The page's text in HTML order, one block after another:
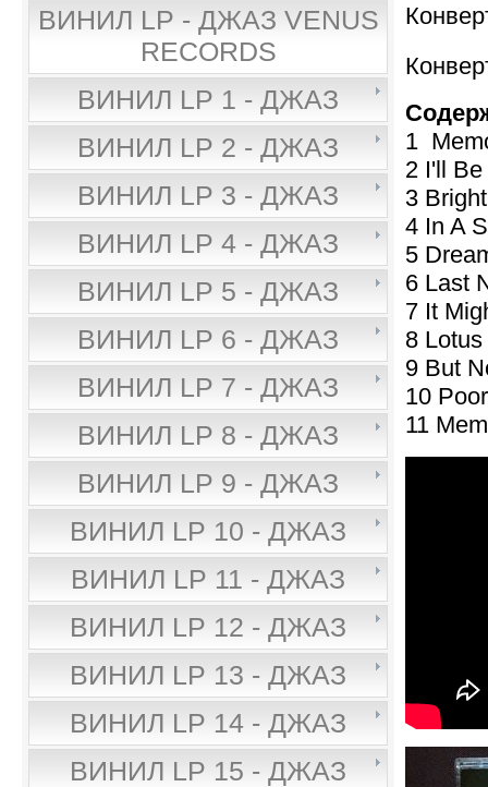
ВИНИЛ LP - ДЖАЗ VENUS
RECORDS
ВИНИЛ LP 1 - ДЖАЗ
ВИНИЛ LP 2 - ДЖАЗ
ВИНИЛ LP 3 - ДЖАЗ
ВИНИЛ LP 4 - ДЖАЗ
ВИНИЛ LP 5 - ДЖАЗ
ВИНИЛ LP 6 - ДЖАЗ
ВИНИЛ LP 7 - ДЖАЗ
ВИНИЛ LP 8 - ДЖАЗ
ВИНИЛ LP 9 - ДЖАЗ
ВИНИЛ LP 10 - ДЖАЗ
ВИНИЛ LP 11 - ДЖАЗ
ВИНИЛ LP 12 - ДЖАЗ
ВИНИЛ LP 13 - ДЖАЗ
ВИНИЛ LP 14 - ДЖАЗ
ВИНИЛ LP 15 - ДЖАЗ
1
2 I'll
3
4 In A
5
6 Last
7 It
8
9 But
10
11